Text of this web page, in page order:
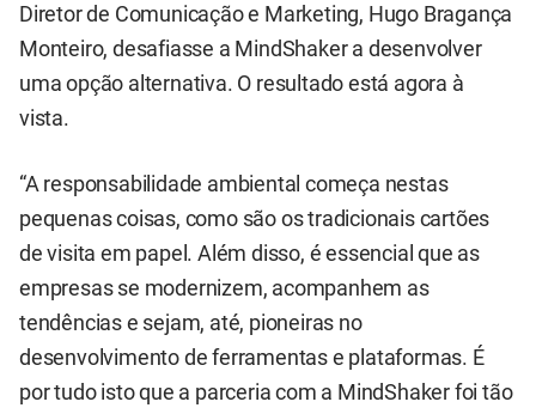
Diretor de Comunicação e Marketing, Hugo Bragança
Monteiro, desafiasse a MindShaker a desenvolver
uma opção alternativa. O resultado está agora à
vista.
“A responsabilidade ambiental começa nestas
pequenas coisas, como são os tradicionais cartões
de visita em papel. Além disso, é essencial que as
empresas se modernizem, acompanhem as
tendências e sejam, até, pioneiras no
desenvolvimento de ferramentas e plataformas. É
por tudo isto que a parceria com a MindShaker foi tão